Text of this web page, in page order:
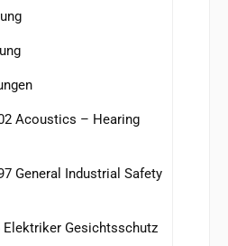
Acoustics – Hearing
General Industrial Safety
Elektriker Gesichtsschutz